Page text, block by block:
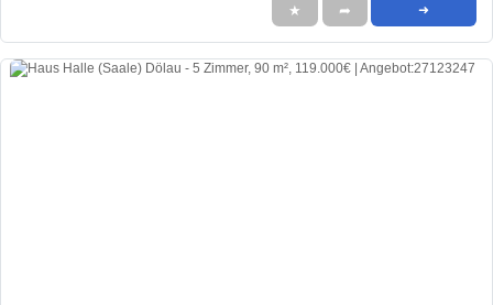
★ ➦ ➜